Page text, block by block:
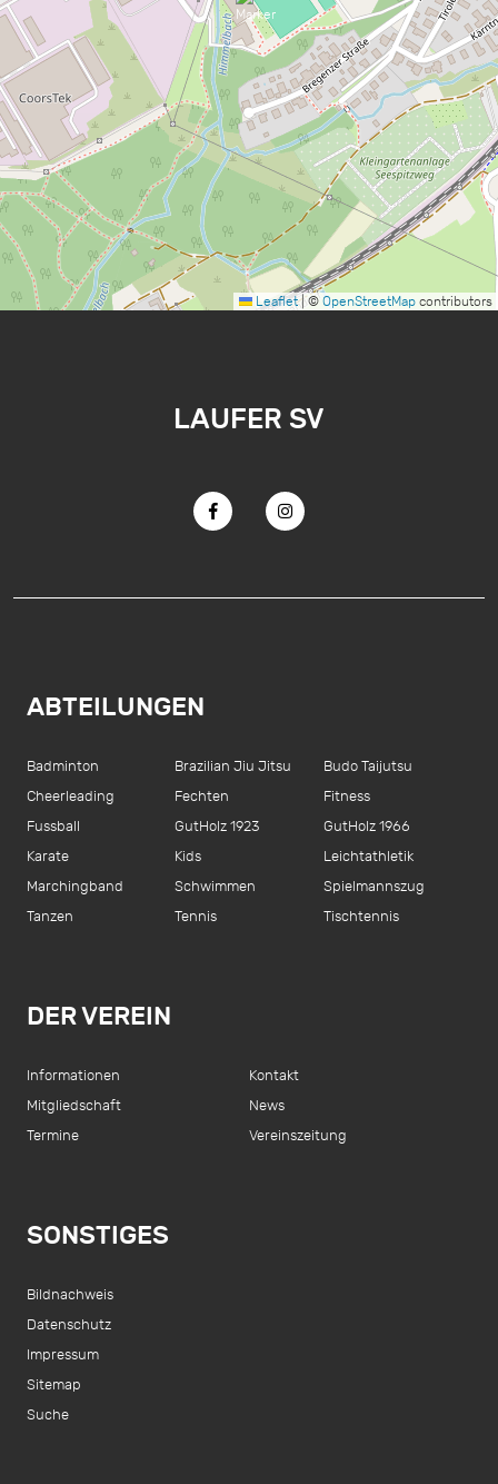
Leaflet |© OpenStreetMap contributors
LAUFER SV
ABTEILUNGEN
Badminton Brazilian Jiu Jitsu
Budo Taijutsu
Cheerleading
Fechten
Fitness
Fussball
GutHolz 1923
GutHolz 1966
Karate
Kids
Leichtathletik
Marchingband
Schwimmen
Spielmannszug
Tanzen
Tennis Tischtennis
DER VEREIN
Informationen
Kontakt
Mitgliedschaft
News
Termine
Vereinszeitung
SONSTIGES
Bildnachweis
Datenschutz
Impressum
Sitemap
Suche